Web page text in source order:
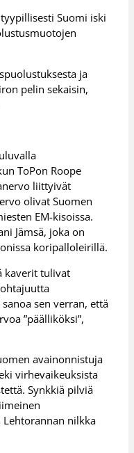
Suomi iski
ja
pelin sekaisin,
ToPon Roope
liittyivät
olivat Suomen
EM-kisoissa.
Jämsä, joka on
koripalloleirillä.
kaverit tulivat
sen verran, että
”päälliköksi”,
avainonnistuja
virhevaikeuksista
Synkkiä pilviä
nilkka